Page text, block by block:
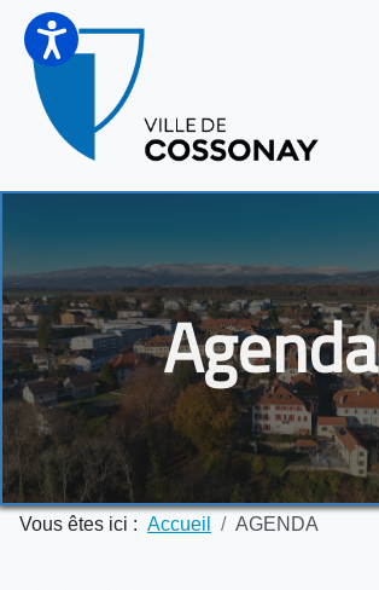
Agenda
Vous êtes ici : Accueil AGENDA